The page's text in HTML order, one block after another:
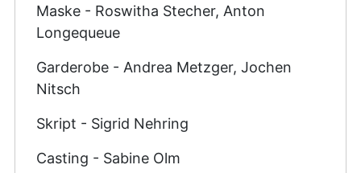
Maske - Roswitha Stecher, Anton
Longequeue
Garderobe - Andrea Metzger, Jochen
Nitsch
Skript - Sigrid Nehring
Casting - Sabine Olm